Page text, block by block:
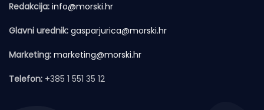
Redakcija: info@morski.hr
Glavni urednik: gasparjurica@morski.hr
Marketing: marketing@morski.hr
Telefon: +385 1 551 35 12